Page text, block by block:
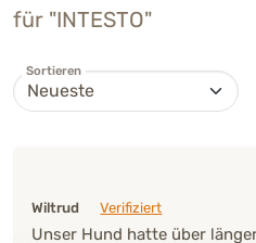
für "INTESTO"
Sortieren
Wiltrud
Verifiziert
Unser Hund hatte über